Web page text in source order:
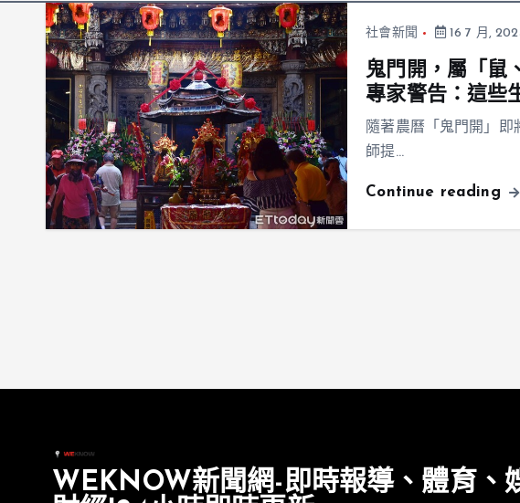
社會新聞 16 7 月,
鬼門開，屬「鼠
專家警告：這些
隨著農曆「鬼門開」
師提…
Continue reading
WEKNOW新聞網-即時報導、體育、